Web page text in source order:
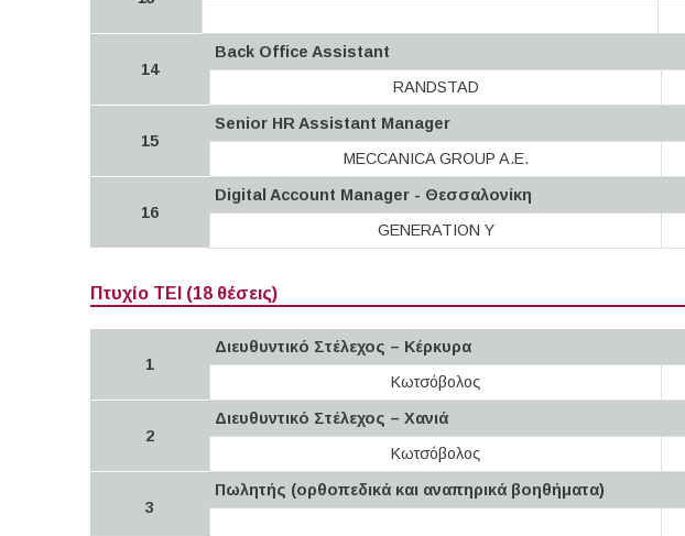
14
Back Office Assistant
RANDSTAD
15
Senior HR Assistant Manager
MECCANICA GROUP A.E.
16
Digital Account Manager - Θεσσαλονίκη
GENERATION Y
Πτυχίο ΤΕΙ (18 θέσεις)
1
Διευθυντικό Στέλεχος – Κέρκυρα
Κωτσόβολος
2
Διευθυντικό Στέλεχος – Χανιά
Κωτσόβολος
3
Πωλητής (ορθοπεδικά και αναπηρικά βοηθήματα)